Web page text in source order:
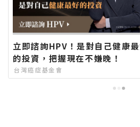
立即諮詢HPV！是對自己健康
的投資，把握現在不嫌晚！
台灣癌症基金會